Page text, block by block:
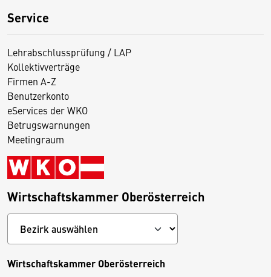
Service
Lehrabschlussprüfung / LAP
Kollektivverträge
Firmen A-Z
Benutzerkonto
eServices der WKO
Betrugswarnungen
Meetingraum
Wirtschaftskammer Oberösterreich
Wirtschaftskammer Oberösterreich